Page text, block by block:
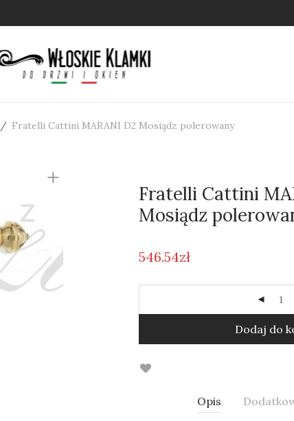
/ Fratelli Cattini MARANI D2 Mosiądz polerowany
Fratelli Cattini
Mosiądz
546.54zł
Dodaj do
Opis